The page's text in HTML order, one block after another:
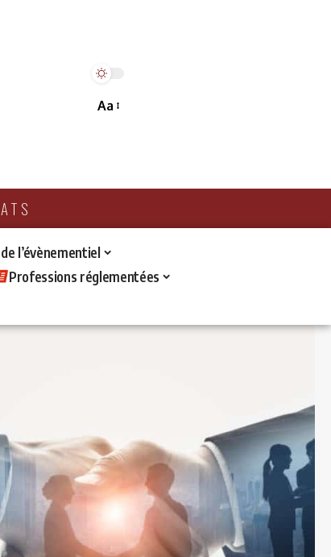
Aa
l’évènementiel
Professions réglementées